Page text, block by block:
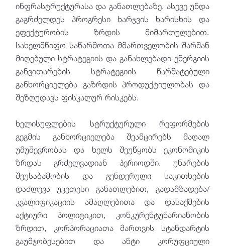
ინფრასტრუქტურასა და განათლებაზე. ასევე უნდა
გაგრძელდეს პროგრესი ხარჯვის ხარისხის და
ეფექტურობის ზრდის მიმართულებით.
სახელმწიფო საწარმოთა მმართველობის შარშან
მიღებული სტრატეგიის და განახლებადი ენერგიის
განვითარების სტრატეგიის წარმატებული
განხორციელება გაზრდის პროდუქტიულობას და
შეზღუდავს ფისკალურ რისკებს.
ხელისუფლების სტრუქტურული რეფორმების
გეგმის განხორციელება შეამცირებს მაღალ
უმუშევრობას და ხელს შეუწყობს ეკონომიკის
ზრდას გრძელვადიან პერიოდში. უნარების
შეუსაბამობის და გენდერული საკითხების
დაძლევა უკეთესი განათლებით, გადამზადება/
კვალიფიკაციის ამაღლებითა და დასაქმების
აქტიური პოლიტიკით, კონკურენტუნარიანობის
ზრდით, კორპორაციათა მართვის სტანდარტის
გაუმჯობესებით და ანტი კორუფციული